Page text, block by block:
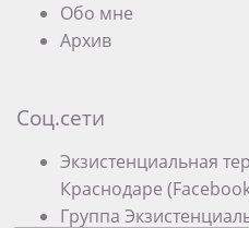
Обо мне
Архив
Соц.сети
Экзистенциальная
Краснодаре
Группа